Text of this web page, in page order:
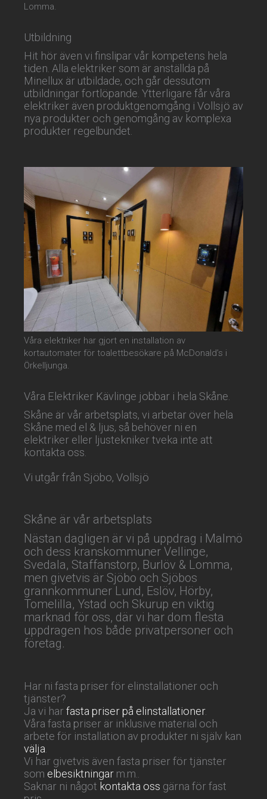
Lomma.
Utbildning
Hit hör även vi finslipar vår kompetens hela
tiden. Alla elektriker som är anställda på
Minellux är utbildade, och går dessutom
utbildningar fortlöpande. Ytterligare får våra
elektriker även produktgenomgång i Vollsjö av
nya produkter och genomgång av komplexa
produkter regelbundet.
Våra elektriker har gjort en installation av
kortautomater för toalettbesökare på McDonald’s i
Örkelljunga.
Våra Elektriker Kävlinge jobbar i hela Skåne.
Skåne är vår arbetsplats, vi arbetar över hela
Skåne med el & ljus, så behöver ni en
elektriker eller ljustekniker tveka inte att
kontakta oss.
Vi utgår från Sjöbo, Vollsjö
Skåne är vår arbetsplats
Nästan dagligen är vi på uppdrag i Malmö
och dess kranskommuner Vellinge,
Svedala, Staffanstorp, Burlöv & Lomma,
men givetvis är Sjöbo och Sjöbos
grannkommuner Lund, Eslöv, Hörby,
Tomelilla, Ystad och Skurup en viktig
marknad för oss, där vi har dom flesta
uppdragen hos både privatpersoner och
företag.
Har ni fasta priser för elinstallationer och
tjänster?
Ja vi harfasta priser på elinstallationer.
Våra fasta priser är inklusive material och
arbete för installation av produkter ni själv kan
välja
Vi har givetvis även fasta priser för tjänster
som elbesiktningar m.m..
Saknar ni något kontakta oss gärna för fast